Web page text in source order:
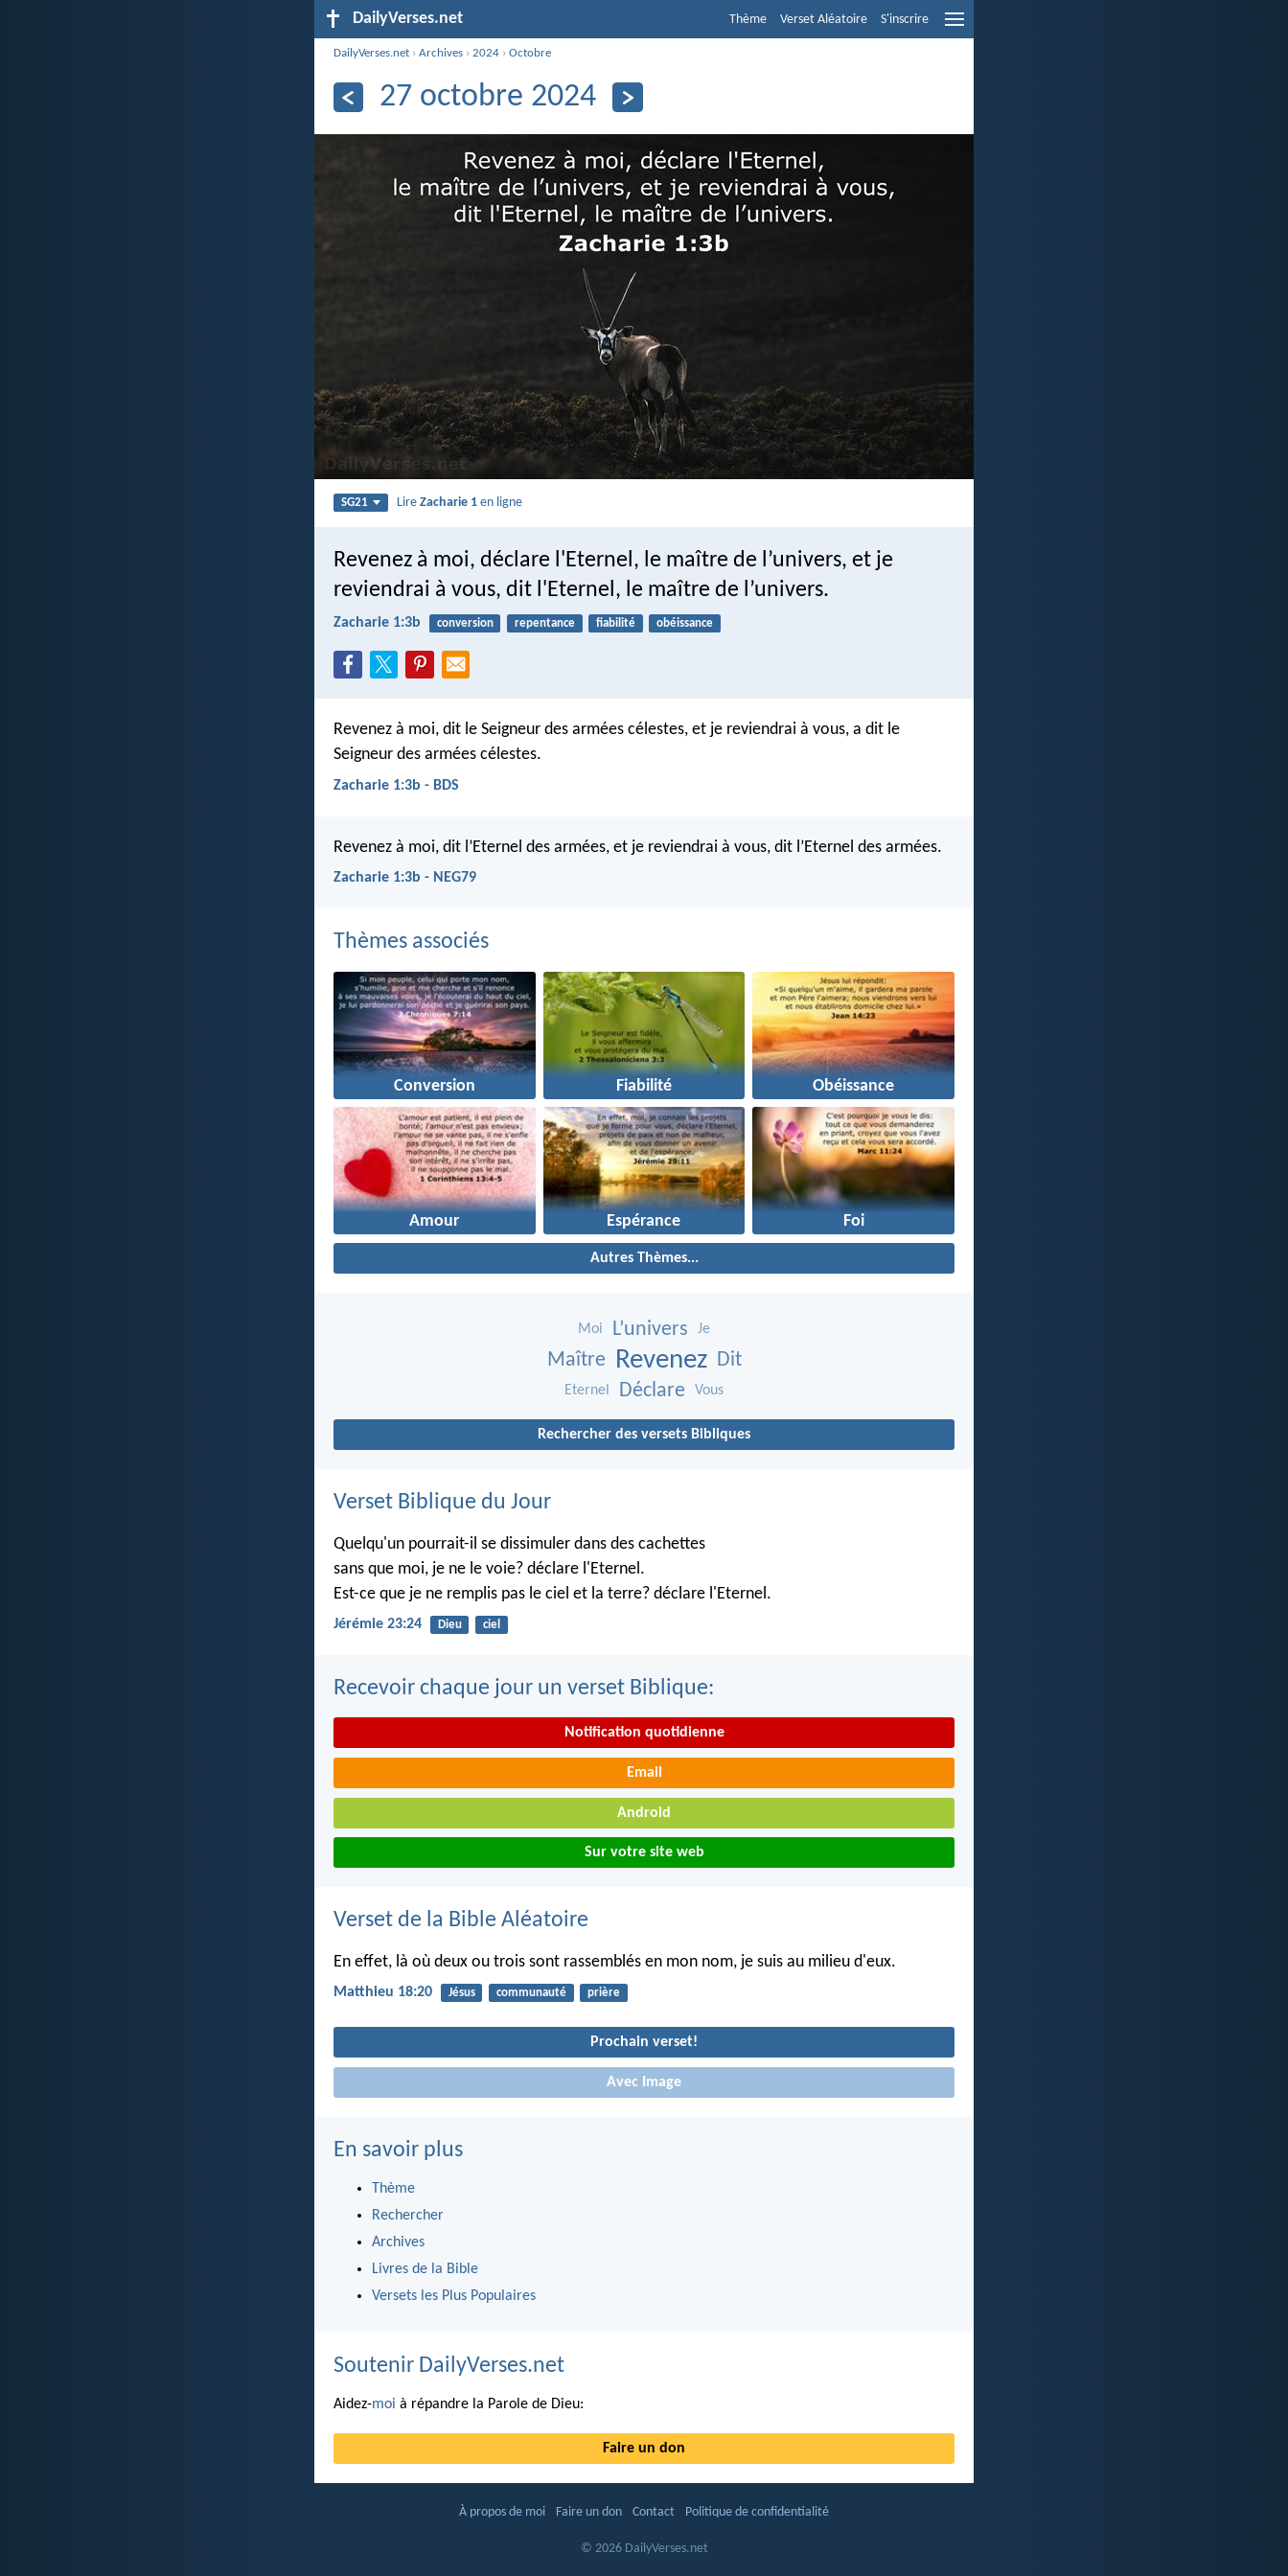
DailyVerses.net Thème Verset Aléatoire S'inscrire
DailyVerses.net ›Archives ›2024 ›Octobre
27 octobre 2024
SG21 LireZacharie 1 en ligne
Revenez à moi, déclare l'Eternel, le maître de l’univers, et je
reviendrai à vous, dit l'Eternel, le maître de l’univers.
Zacharie 1:3b conversion repentance fiabilité obéissance
Revenez à moi, dit le Seigneur des armées célestes, et je reviendrai à vous, a dit le
Seigneur des armées célestes.
Zacharie 1:3b - BDS
Revenez à moi, dit l’Eternel des armées, et je reviendrai à vous, dit l’Eternel des armées.
Zacharie 1:3b - NEG79
Thèmes associés
Conversion Fiabilité Obéissance
Amour Espérance Foi
Autres Thèmes...
Moi L’univers Je
Maître Revenez Dit
Eternel Déclare Vous
Rechercher des versets Bibliques
Verset Biblique du Jour
Quelqu'un pourrait-il se dissimuler dans des cachettes
sans que moi, je ne le voie? déclare l'Eternel.
Est-ce que je ne remplis pas le ciel et la terre? déclare l'Eternel.
Jérémie 23:24 Dieu ciel
Recevoir chaque jour un verset Biblique:
Notification quotidienne
Email
Android
Sur votre site web
Verset de la Bible Aléatoire
En effet, là où deux ou trois sont rassemblés en mon nom, je suis au milieu d'eux.
Matthieu 18:20 Jésus communauté prière
Prochain verset!
Avec Image
En savoir plus
Thème
Rechercher
Archives
Livres de la Bible
Versets les Plus Populaires
Soutenir DailyVerses.net
Aidez-moi à répandre la Parole de Dieu:
Faire un don
À propos de moi Faire un don Contact Politique de confidentialité
© 2026 DailyVerses.net